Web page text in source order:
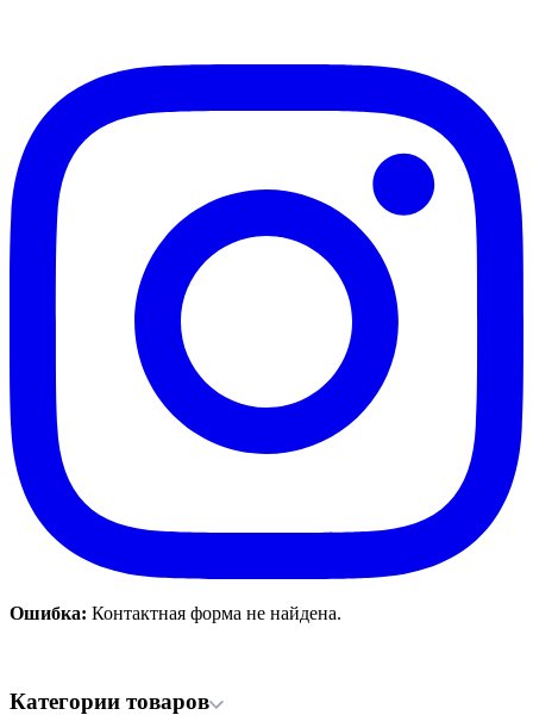
Ошибка: Контактная форма не найдена.
Категории товаров